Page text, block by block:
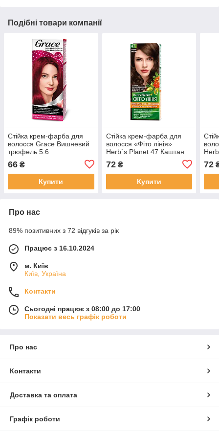
Подібні товари компанії
Стійка крем-фарба для
волосся Grace Вишневий
трюфель 5.6
66 ₴
Купити
Стійка крем-фарба для
волосся «Фіто лінія»
Herb`s Planet 47 Каштан
72₴
Купити
72
Про нас
89% позитивних з 72 відгуків за рік
Працює з 16.10.2024
м. Київ
Київ, Україна
Контакти
Сьогодні працює з 08:00 до 17:00
Показати весь графік роботи
Про нас
Контакти
Доставка та оплата
Графік роботи